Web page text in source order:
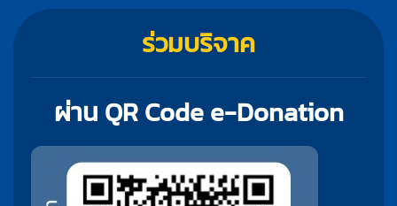
ร่วมบริจาค
ผ่าน QR Code e-Donation